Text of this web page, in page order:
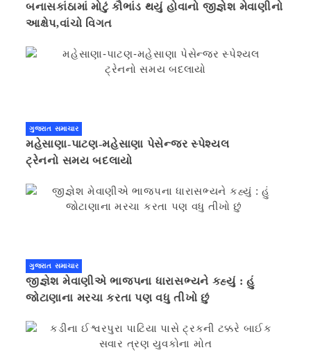
બનાસકાંઠામાં મોટું કૌભાંડ થયું હોવાનો જીજ્ઞેશ મેવાણીનો
આક્ષેપ,વાંચો વિગત
ગુજરાત સમાચાર
મહેસાણા-પાટણ-મહેસાણા પેસેન્જર સ્પેશ્યલ
ટ્રેનનો સમય બદલાયો
ગુજરાત સમાચાર
જીજ્ઞેશ મેવાણીએ ભાજપના ધારાસભ્યને કહ્યું : હું
જોટાણાના મરચા કરતા પણ વધુ તીખો છું